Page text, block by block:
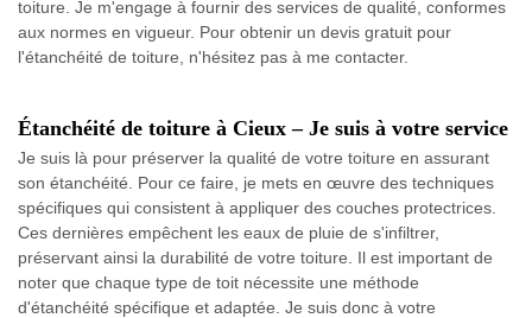
toiture. Je m'engage à fournir des services de qualité, conformes
aux normes en vigueur. Pour obtenir un devis gratuit pour
l'étanchéité de toiture, n'hésitez pas à me contacter.
Étanchéité de toiture à Cieux – Je suis à votre service
Je suis là pour préserver la qualité de votre toiture en assurant
son étanchéité. Pour ce faire, je mets en œuvre des techniques
spécifiques qui consistent à appliquer des couches protectrices.
Ces dernières empêchent les eaux de pluie de s'infiltrer,
préservant ainsi la durabilité de votre toiture. Il est important de
noter que chaque type de toit nécessite une méthode
d'étanchéité spécifique et adaptée. Je suis donc à votre